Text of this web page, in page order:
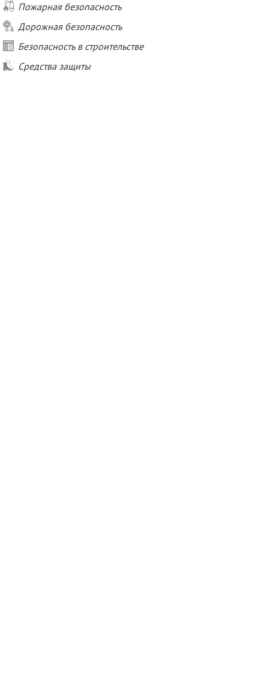
Пожарная безопасность
Дорожная безопасность
Безопасность в строительстве
Средства защиты